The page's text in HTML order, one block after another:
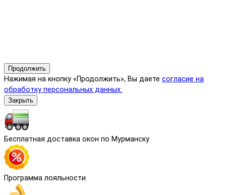
Продолжить
Нажимая на кнопку «Продолжить», Вы даете согласие на
обработку персональных данных.
Закрыть
Бесплатная доставка окон по Мурманску
Программа лояльности